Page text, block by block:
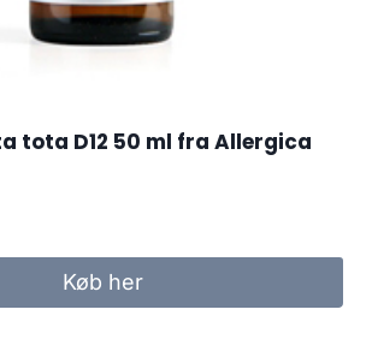
tota D12 50 ml fra Allergica
Køb her